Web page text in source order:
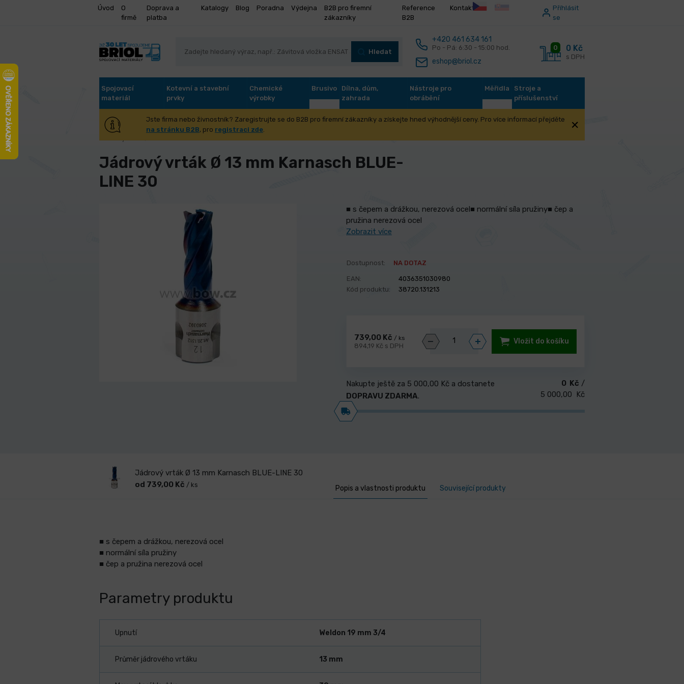
Úvod
O
firmě
Doprava a
platba
Katalogy Blog Poradna Výdejna
B2B pro firemní
zákazníky
Reference
B2B
Kontakt
Příhlásit
se
Hledat
+420 461 634 161
Po - Pá: 6:30 - 15:00 hod.
eshop@briol.cz
0 0 Kč
s DPH
Spojovací
materiál
Kotevní a stavební
prvky
Chemické
výrobky
Brusivo
Dílna, dům,
zahrada
Nástroje pro
obrábění
Měřidla
Stroje a
příslušenství
Jste firma nebo živnostník? Zaregistrujte se do B2B pro firemní zákazníky a získejte hned výhodnější ceny. Pro více informací přejděte
na stránku B2B, pro registraci zde.
Úvod Stroje a příslušenství Kovoobráběcí stroje
Jádrový vrták Ø 13 mm Karnasch BLUE-
LINE 30
■ s čepem a drážkou, nerezová ocel■ normální síla pružiny■ čep a
pružina nerezová ocel
Zobrazit více
Dostupnost: NA DOTAZ
EAN:
4036351030980
Kód produktu:
38720.131213
739,00 Kč / ks
894,19 Kč s DPH
Vložit do košíku
Nakupte ještě za 5 000,00 Kč a dostanete
DOPRAVU ZDARMA.
0 Kč /
5 000,00 Kč
Jádrový vrták Ø 13 mm Karnasch BLUE-LINE 30
od 739,00 Kč / ks Popis a vlastnosti produktu Související produkty
■ s čepem a drážkou, nerezová ocel
■ normální síla pružiny
■ čep a pružina nerezová ocel
Parametry produktu
Upnutí Weldon 19 mm 3/4
Průměr jádrového vrtáku 13 mm